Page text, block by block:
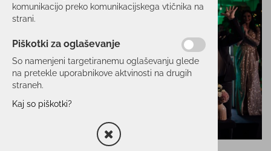
komunikacijo preko komunikacijskega vtičnika na
strani.
Piškotki za oglaševanje
So namenjeni targetiranemu oglaševanju glede
na pretekle uporabnikove aktvinosti na drugih
straneh.
Kaj so piškotki?